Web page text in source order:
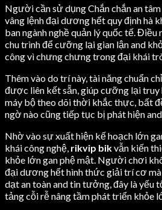
Người cần sử dụng Chắn chắn an
vâng lệnh đại dương hết quy định hà
ban ngành nghề quản lý quốc tế. Điều
chu trình để cưỡng lại gian lận and
công vì chưng chưng trong đại khái
Thêm vào do trí này, tài năng chuẩn
được liên kết sẵn, giúp cưỡng lại truy
máy bộ theo dõi thời khắc thực, bất
ngờ nào cũng tiếp tục bị phát hiện
Nhờ vào sự xuất hiện kế hoạch lớn
khái công nghệ, rikvip bikvẫn kiến
khỏe lớn gan phệ mật. Người chơi
đại dương hết hình thức giải trí cơ
dạt an toàn and tin tưởng, đây là yếu
tảng cỗi rễ nâng tầm phát triển khỏe